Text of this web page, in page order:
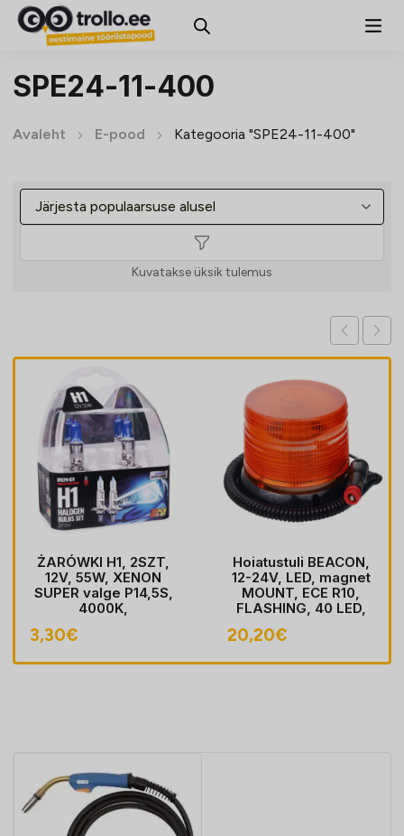
SPE24-11-400
Avaleht E-pood Kategooria "SPE24-11-400"
Kuvatakse üksik tulemus
ŻARÓWKI H1, 2SZT,
12V, 55W, XENON
SUPER valge P14,5S,
4000K,
3,30€
Hoiatustuli BEACON,
12-24V, LED, magnet
MOUNT, ECE R10,
FLASHING, 40 LED,
sobib LIGHTER pesa
20,20€